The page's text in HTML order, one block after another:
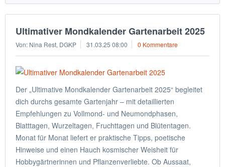
Ultimativer Mondkalender Gartenarbeit 2025
Von: Nina Rest, DGKP 31.03.25 08:00 0 Kommentare
Der „Ultimative Mondkalender Gartenarbeit 2025“ begleitet
dich durchs gesamte Gartenjahr – mit detaillierten
Empfehlungen zu Vollmond- und Neumondphasen,
Blatttagen, Wurzeltagen, Fruchttagen und Blütentagen.
Monat für Monat liefert er praktische Tipps, poetische
Hinweise und einen Hauch kosmischer Weisheit für
Hobbygärtnerinnen und Pflanzenverliebte. Ob Aussaat,